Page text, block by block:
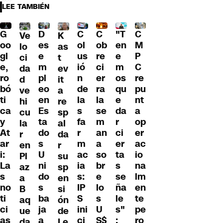
LEE TAMBIÉN
G
oo
gl
e,
ro
bó
ti
ca
y
At
ar
i:
La
s
no
ti
ci
Ve
lo
ci
da
d
ve
hi
cu
la
r
en
Pl
az
a
B
aq
ue
D
es
e
m
pl
eo
en
Es
ta
do
s
U
ni
do
s
ba
ja
K
as
t
ev
it
a
re
sp
al
da
r
su
sp
en
si
ón
de
C
ol
us
ió
n
de
la
s
fa
r
m
ac
ia
s:
IP
S
ini
C
ob
re
ci
er
ra
la
se
m
an
a
so
br
e
lo
s
U
"T
en
e
m
os
qu
e
da
r
ci
er
ta
s
se
ña
le
s"
C
M
P
C
re
pu
nt
a
op
er
ac
io
na
lm
en
te
pe